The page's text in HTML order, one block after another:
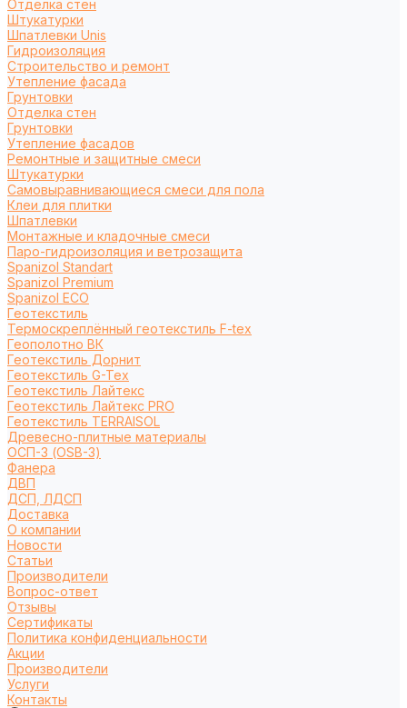
Отделка стен
Штукатурки
Шпатлевки Unis
Гидроизоляция
Строительство и ремонт
Утепление фасада
Грунтовки
Отделка стен
Грунтовки
Утепление фасадов
Ремонтные и защитные смеси
Штукатурки
Самовыравнивающиеся смеси для пола
Клеи для плитки
Шпатлевки
Монтажные и кладочные смеси
Паро-гидроизоляция и ветрозащита
Spanizol Standart
Spanizol Premium
Spanizol ECO
Геотекстиль
Термоскреплённый геотекстиль F-tex
Геополотно ВК
Геотекстиль Дорнит
Геотекстиль G-Tex
Геотекстиль Лайтекс
Геотекстиль Лайтекс PRO
Геотекстиль TERRAISOL
Древесно-плитные материалы
ОСП-3 (OSB-3)
Фанера
ДВП
ДСП, ЛДСП
Доставка
О компании
Новости
Статьи
Производители
Вопрос-ответ
Отзывы
Сертификаты
Политика конфиденциальности
Акции
Производители
Услуги
Контакты